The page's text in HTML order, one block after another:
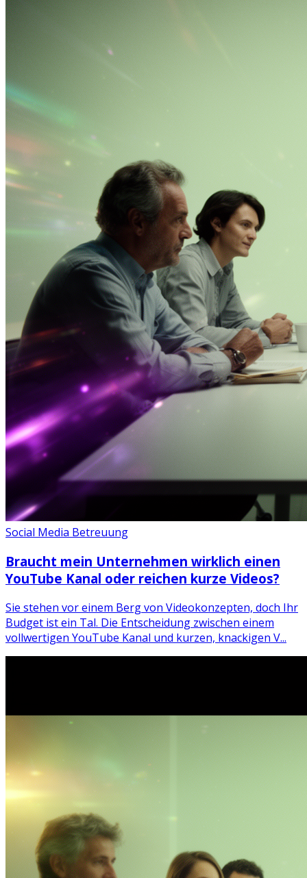
Social Media Betreuung
Braucht mein Unternehmen wirklich einen
YouTube Kanal oder reichen kurze Videos?
Sie stehen vor einem Berg von Videokonzepten, doch Ihr
Budget ist ein Tal. Die Entscheidung zwischen einem
vollwertigen YouTube Kanal und kurzen, knackigen V...